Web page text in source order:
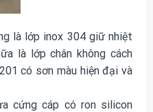
là lớp inox 304 giữ nhiệt
là lớp chân không cách
có sơn màu hiện đại và
cứng cáp có ron silicon